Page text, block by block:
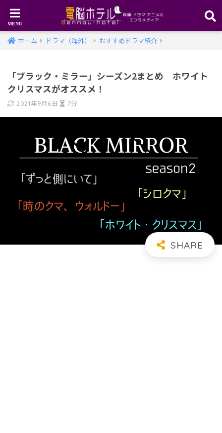
ホーム ドラマ（海外） おすすめドラマ紹介
「ブラック・ミラー」シーズン2まとめ ホワイト
クリスマスがオススメ！
2021年9月6日 7分